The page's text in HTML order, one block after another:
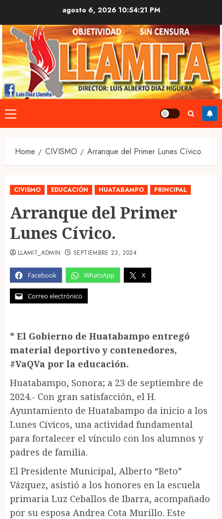
content
agosto 6, 2026 10:54:22 PM
Primary
Menu
Home CIVISMO Arranque del Primer Lunes Cívico.
CIVISMO EDUCACIÓN HUATABAMPO PRINCIPAL
Arranque del Primer
Lunes Cívico.
Facebook WhatsApp X
Correo electrónico
LLAMIT_ADMIN SEPTIEMBRE 23, 2024
* El Gobierno de Huatabampo entregó
material deportivo y contenedores,
#VaQVa por la educación.
Huatabampo, Sonora; a 23 de septiembre de
2024.- Con gran satisfacción, el H.
Ayuntamiento de Huatabampo da inicio a los
Lunes Cívicos, una actividad fundamental
para fortalecer el vínculo con los alumnos y
padres de familia.
El Presidente Municipal, Alberto “Beto”
Vázquez, asistió a los honores en la escuela
primaria Luz Ceballos de Ibarra, acompañado
por su esposa Andrea Cota Murillo. Este